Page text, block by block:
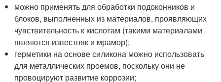
можно применять для обработки подоконников и
блоков, выполненных из материалов, проявляющих
чувствительность к кислотам (такими материалами
являются известняк и мрамор);
герметики на основе силикона можно использовать
для металлических проемов, поскольку они не
провоцируют развитие коррозии;